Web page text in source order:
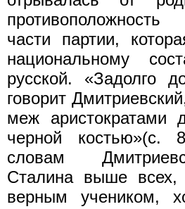
части партии,
национальному
русской. «Задолго
говорит
меж аристократами
черной костью»(с.
словам
Сталина выше
верным учеником,